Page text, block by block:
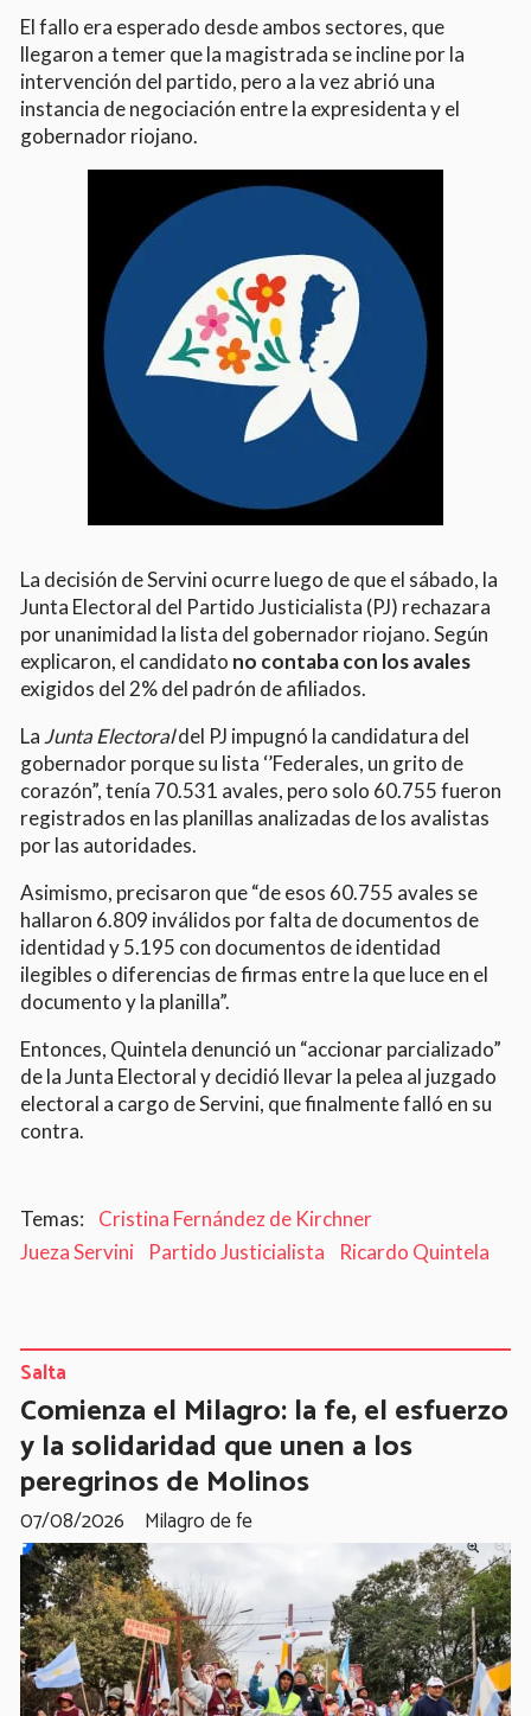
El fallo era esperado desde ambos sectores, que
llegaron a temer que la magistrada se incline por la
intervención del partido, pero a la vez abrió una
instancia de negociación entre la expresidenta y el
gobernador riojano.
La decisión de Servini ocurre luego de que el sábado, la
Junta Electoral del Partido Justicialista (PJ) rechazara
por unanimidad la lista del gobernador riojano. Según
explicaron, el candidato no contaba con los avales
exigidos del 2% del padrón de afiliados.
LaJunta Electoraldel PJ impugnó la candidatura del
gobernador porque su lista ‘’Federales, un grito de
corazón”, tenía 70.531 avales, pero solo 60.755 fueron
registrados en las planillas analizadas de los avalistas
por las autoridades.
Asimismo, precisaron que “de esos 60.755 avales se
hallaron 6.809 inválidos por falta de documentos de
identidad y 5.195 con documentos de identidad
ilegibles o diferencias de firmas entre la que luce en el
documento y la planilla”.
Entonces, Quintela denunció un “accionar parcializado”
de la Junta Electoral y decidió llevar la pelea al juzgado
electoral a cargo de Servini, que finalmente falló en su
contra.
Cristina Fernández de Kirchner
Jueza Servini
Partido Justicialista Ricardo Quintela
Comienza el Milagro: la fe, el esfuerzo
y la solidaridad que unen a los
peregrinos de Molinos
Milagro de fe
Salta
07/08/2026